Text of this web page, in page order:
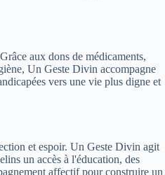
aux dons de médicaments,
Un Geste Divin accompagne
vers une vie plus digne et
et espoir. Un Geste Divin agit
un accès à l'éducation, des
affectif pour construire un